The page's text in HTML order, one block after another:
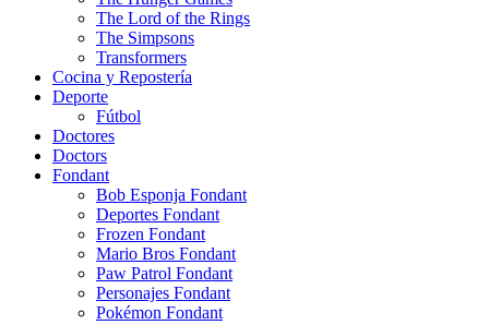
The Lord of the Rings
The Simpsons
Transformers
Cocina y Repostería
Deporte
Fútbol
Doctores
Doctors
Fondant
Bob Esponja Fondant
Deportes Fondant
Frozen Fondant
Mario Bros Fondant
Paw Patrol Fondant
Personajes Fondant
Pokémon Fondant